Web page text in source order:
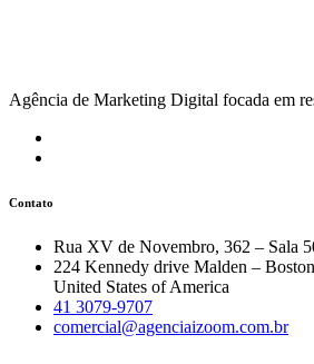
Agência de Marketing Digital focada em
Contato
Rua XV de Novembro, 362 – Sala
224 Kennedy drive Malden – Boston
United States of America
41 3079-9707
comercial@agenciaizoom.com.br